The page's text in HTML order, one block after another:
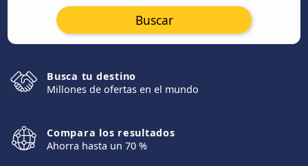
Buscar
Busca tu destino
Millones de ofertas en el mundo
Compara los resultados
Ahorra hasta un 70 %